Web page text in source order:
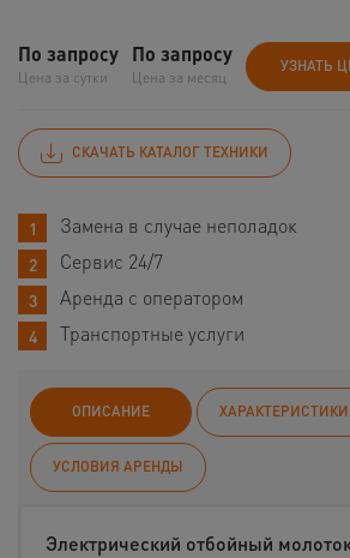
По запросу
Цена за сутки
По запросу
Цена за месяц
УЗНАТЬ
СКАЧАТЬ КАТАЛОГ ТЕХНИКИ
Замена в случае неполадок
Сервис 24/7
Аренда с оператором
Транспортные услуги
ОПИСАНИЕ ХАРАКТЕРИСТИКИ
УСЛОВИЯ АРЕНДЫ
Электрический отбойный